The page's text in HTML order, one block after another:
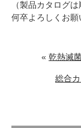
（製品カタログ
何卒よろしくお願
« 乾熱滅
総合